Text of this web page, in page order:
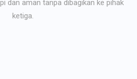
dan aman tanpa dibagikan ke pihak
ketiga.